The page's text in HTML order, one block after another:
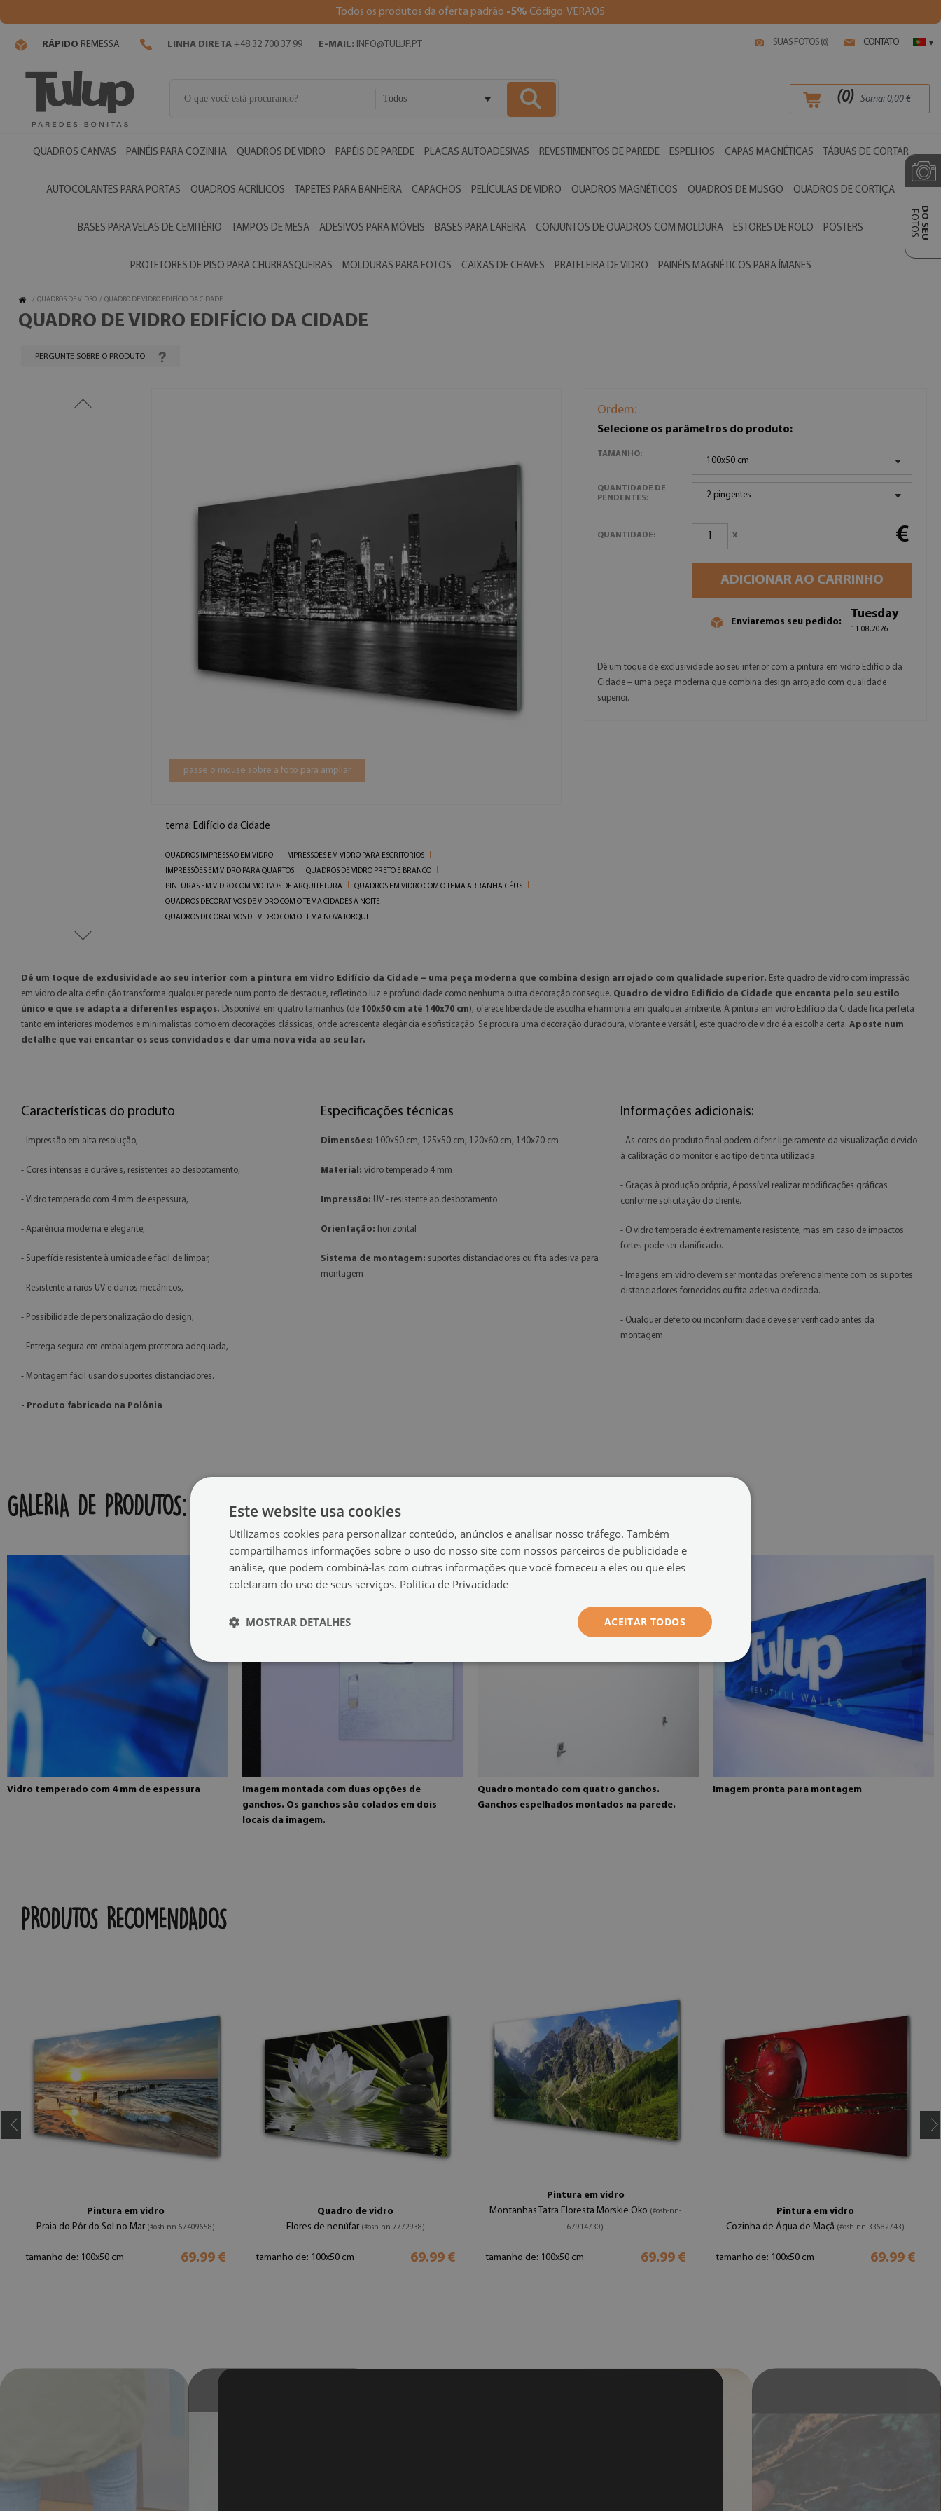
Todos os produtos da oferta padrão -5% Código: VERAO5
SUAS FOTOS (0) CONTATO ▾
RÁPIDO REMESSA LINHA DIRETA +48 32 700 37 99 E-MAIL: INFO@TULUP.PT
Todos (0) Soma: 0,00 €
QUADROS CANVAS PAINÉIS PARA COZINHA QUADROS DE VIDRO PAPÉIS DE PAREDE PLACAS AUTOADESIVAS REVESTIMENTOS DE PAREDE ESPELHOS CAPAS MAGNÉTICAS TÁBUAS DE CORTAR
AUTOCOLANTES PARA PORTAS QUADROS ACRÍLICOS TAPETES PARA BANHEIRA CAPACHOS PELÍCULAS DE VIDRO QUADROS MAGNÉTICOS QUADROS DE MUSGO QUADROS DE CORTIÇA
BASES PARA VELAS DE CEMITÉRIO TAMPOS DE MESA ADESIVOS PARA MÓVEIS BASES PARA LAREIRA CONJUNTOS DE QUADROS COM MOLDURA ESTORES DE ROLO POSTERS
PROTETORES DE PISO PARA CHURRASQUEIRAS MOLDURAS PARA FOTOS CAIXAS DE CHAVES PRATELEIRA DE VIDRO PAINÉIS MAGNÉTICOS PARA ÍMANES
DO SEU
FOTOS
/ QUADROS DE VIDRO / QUADRO DE VIDRO EDIFÍCIO DA CIDADE
QUADRO DE VIDRO EDIFÍCIO DA CIDADE
PERGUNTE SOBRE O PRODUTO
passe o mouse sobre a foto para ampliar
tema: Edifício da Cidade
QUADROS IMPRESSÃO EM VIDRO
IMPRESSÕES EM VIDRO PARA ESCRITÓRIOS
IMPRESSÕES EM VIDRO PARA QUARTOS
QUADROS DE VIDRO PRETO E BRANCO
PINTURAS EM VIDRO COM MOTIVOS DE ARQUITETURA
QUADROS EM VIDRO COM O TEMA ARRANHA-CÉUS
QUADROS DECORATIVOS DE VIDRO COM O TEMA CIDADES À NOITE
QUADROS DECORATIVOS DE VIDRO COM O TEMA NOVA IORQUE
Ordem:
Selecione os parâmetros do produto:
TAMANHO:
100x50 cm
QUANTIDADE DE
PENDENTES:
2 pingentes
QUANTIDADE: x €
ADICIONAR AO CARRINHO
Enviaremos seu pedido:
Tuesday
11.08.2026
Dê um toque de exclusividade ao seu interior com a pintura em vidro Edifício da
Cidade – uma peça moderna que combina design arrojado com qualidade
superior.
Dê um toque de exclusividade ao seu interior com a pintura em vidro Edifício da Cidade – uma peça moderna que combina design arrojado com qualidade superior. Este quadro de vidro com impressão
em vidro de alta definição transforma qualquer parede num ponto de destaque, refletindo luz e profundidade como nenhuma outra decoração consegue. Quadro de vidro Edifício da Cidade que encanta pelo seu estilo
único e que se adapta a diferentes espaços. Disponível em quatro tamanhos (de 100x50 cm até 140x70 cm), oferece liberdade de escolha e harmonia em qualquer ambiente. A pintura em vidro Edifício da Cidade fica perfeita
tanto em interiores modernos e minimalistas como em decorações clássicas, onde acrescenta elegância e sofisticação. Se procura uma decoração duradoura, vibrante e versátil, este quadro de vidro é a escolha certa. Aposte num
detalhe que vai encantar os seus convidados e dar uma nova vida ao seu lar.
Características do produto
- Impressão em alta resolução,
- Cores intensas e duráveis, resistentes ao desbotamento,
- Vidro temperado com 4 mm de espessura,
- Aparência moderna e elegante,
- Superfície resistente à umidade e fácil de limpar,
- Resistente a raios UV e danos mecânicos,
- Possibilidade de personalização do design,
- Entrega segura em embalagem protetora adequada,
- Montagem fácil usando suportes distanciadores.
- Produto fabricado na Polônia
Especificações técnicas
Dimensões: 100x50 cm, 125x50 cm, 120x60 cm, 140x70 cm
Material: vidro temperado 4 mm
Impressão: UV - resistente ao desbotamento
Orientação: horizontal
Sistema de montagem: suportes distanciadores ou fita adesiva para
montagem
Informações adicionais:
- As cores do produto final podem diferir ligeiramente da visualização devido
à calibração do monitor e ao tipo de tinta utilizada.
- Graças à produção própria, é possível realizar modificações gráficas
conforme solicitação do cliente.
- O vidro temperado é extremamente resistente, mas em caso de impactos
fortes pode ser danificado.
- Imagens em vidro devem ser montadas preferencialmente com os suportes
distanciadores fornecidos ou fita adesiva dedicada.
- Qualquer defeito ou inconformidade deve ser verificado antes da
montagem.
GALERIA DE PRODUTOS:
Vidro temperado com 4 mm de espessura
Imagem montada com duas opções de
ganchos. Os ganchos são colados em dois
locais da imagem.
Quadro montado com quatro ganchos.
Ganchos espelhados montados na parede.
Imagem pronta para montagem
PRODUTOS RECOMENDADOS
Pintura em vidro
Praia do Pôr do Sol no Mar (#osh-nn-67409658)
tamanho de: 100x50 cm 69.99 €
Quadro de vidro
Flores de nenúfar (#osh-nn-7772938)
tamanho de: 100x50 cm 69.99 €
Pintura em vidro
Montanhas Tatra Floresta Morskie Oko (#osh-nn-
67914730)
tamanho de: 100x50 cm 69.99 €
Pintura em vidro
Cozinha de Água de Maçã (#osh-nn-33682743)
tamanho de: 100x50 cm 69.99 €
Este website usa cookies
Utilizamos cookies para personalizar conteúdo, anúncios e analisar nosso tráfego. Também
compartilhamos informações sobre o uso do nosso site com nossos parceiros de publicidade e
análise, que podem combiná-las com outras informações que você forneceu a eles ou que eles
coletaram do uso de seus serviços. Política de Privacidade
ACEITAR TODOS
MOSTRAR DETALHES